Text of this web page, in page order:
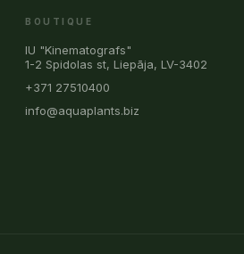
BOUTIQUE
IU "Kinematografs"
1-2 Spidolas st, Liepāja, LV-3402
+371 27510400
info@aquaplants.biz